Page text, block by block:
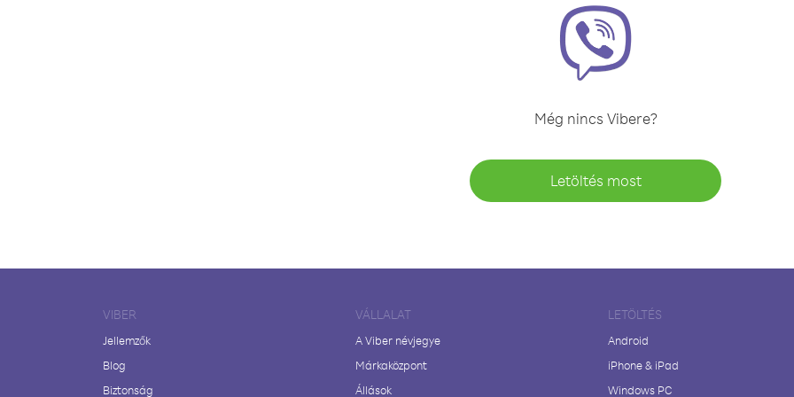
Még nincs Vibere?
Letöltés most
VIBER
Jellemzők
Blog
Biztonság
VÁLLALAT
A Viber névjegye
Márkaközpont
Állások
LETÖLTÉS
Android
iPhone & iPad
Windows PC